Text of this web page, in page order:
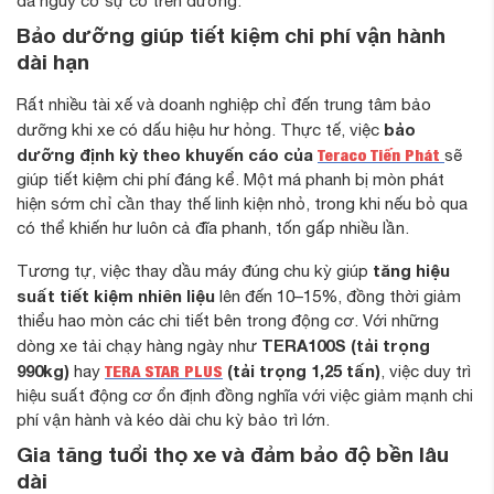
Bảo dưỡng giúp tiết kiệm chi phí vận hành
dài hạn
Rất nhiều tài xế và doanh nghiệp chỉ đến trung tâm bảo
dưỡng khi xe có dấu hiệu hư hỏng. Thực tế, việc bảo
dưỡng định kỳ theo khuyến cáo của Teraco Tiến Phát sẽ
giúp tiết kiệm chi phí đáng kể. Một má phanh bị mòn phát
hiện sớm chỉ cần thay thế linh kiện nhỏ, trong khi nếu bỏ qua
có thể khiến hư luôn cả đĩa phanh, tốn gấp nhiều lần.
Tương tự, việc thay dầu máy đúng chu kỳ giúp tăng hiệu
suất tiết kiệm nhiên liệu lên đến 10–15%, đồng thời giảm
thiểu hao mòn các chi tiết bên trong động cơ. Với những
dòng xe tải chạy hàng ngày như TERA100S (tải trọng
990kg) hay TERA STAR PLUS (tải trọng 1,25 tấn), việc duy trì
hiệu suất động cơ ổn định đồng nghĩa với việc giảm mạnh chi
phí vận hành và kéo dài chu kỳ bảo trì lớn.
Gia tăng tuổi thọ xe và đảm bảo độ bền lâu
dài